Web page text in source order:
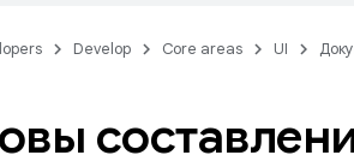
Develop Core areas UI